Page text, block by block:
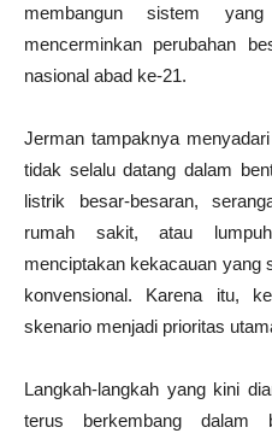
membangun sistem
mencerminkan perubahan
nasional abad ke-21.
Jerman tampaknya
tidak selalu datang dalam
listrik besar-besaran,
rumah sakit, atau
menciptakan kekacauan yang
konvensional. Karena itu,
skenario menjadi prioritas
Langkah-langkah yang kini
terus berkembang dalam